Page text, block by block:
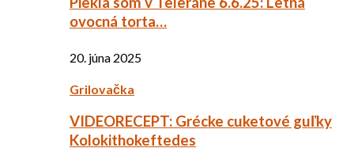
ovocná torta…
20. júna 2025
Grilovačka
VIDEORECEPT: Grécke cuketové guľky
Kolokithokeftedes